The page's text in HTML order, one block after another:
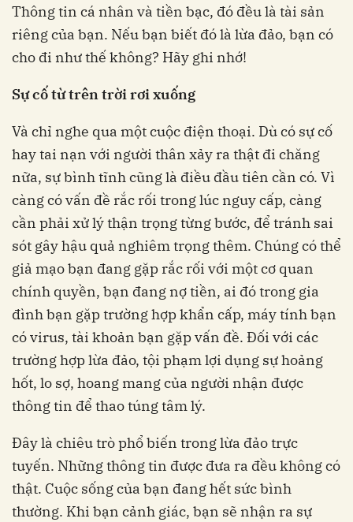
Thông tin cá nhân và tiền bạc, đó đều là tài sản
riêng của bạn. Nếu bạn biết đó là lừa đảo, bạn có
cho đi như thế không? Hãy ghi nhớ!
Sự cố từ trên trời rơi xuống
Và chỉ nghe qua một cuộc điện thoại. Dù có sự cố
hay tai nạn với người thân xảy ra thật đi chăng
nữa, sự bình tĩnh cũng là điều đầu tiên cần có. Vì
càng có vấn đề rắc rối trong lúc nguy cấp, càng
cần phải xử lý thận trọng từng bước, để tránh sai
sót gây hậu quả nghiêm trọng thêm. Chúng có thể
giả mạo bạn đang gặp rắc rối với một cơ quan
chính quyền, bạn đang nợ tiền, ai đó trong gia
đình bạn gặp trường hợp khẩn cấp, máy tính bạn
có virus, tài khoản bạn gặp vấn đề. Đối với các
trường hợp lừa đảo, tội phạm lợi dụng sự hoảng
hốt, lo sợ, hoang mang của người nhận được
thông tin để thao túng tâm lý.
Đây là chiêu trò phổ biến trong lừa đảo trực
tuyến. Những thông tin được đưa ra đều không có
thật. Cuộc sống của bạn đang hết sức bình
thường. Khi bạn cảnh giác, bạn sẽ nhận ra sự